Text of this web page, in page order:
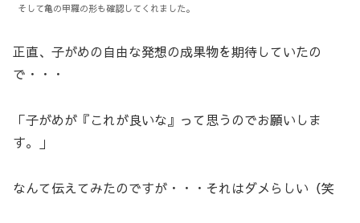
そして亀の甲羅の形も確認してくれました。
正直、子がめの自由な発想の成果物を期待していたの
で・・・
「子がめが『これが良いな』って思うのでお願いしま
す。」
なんて伝えてみたのですが・・・それはダメらしい（笑